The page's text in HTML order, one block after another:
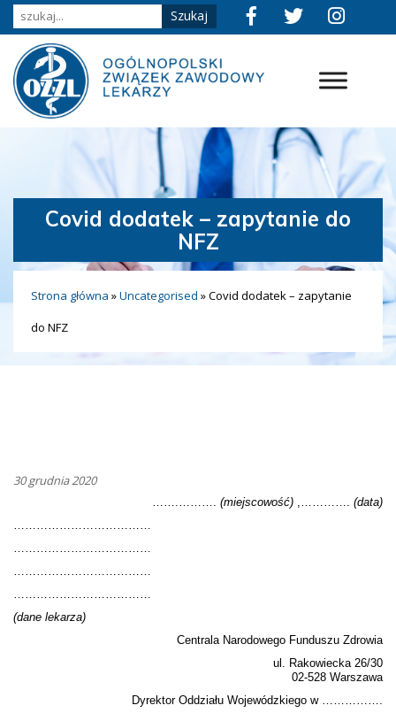
Covid dodatek – zapytanie do
NFZ
Strona główna »Uncategorised »Covid dodatek – zapytanie
do NFZ
30 grudnia 2020
(miejscowość)
(data)
(dane lekarza)
Centrala Narodowego Funduszu Zdrowia
ul. Rakowiecka 26/30
02-528 Warszawa
Dyrektor Oddziału Wojewódzkiego w …………….